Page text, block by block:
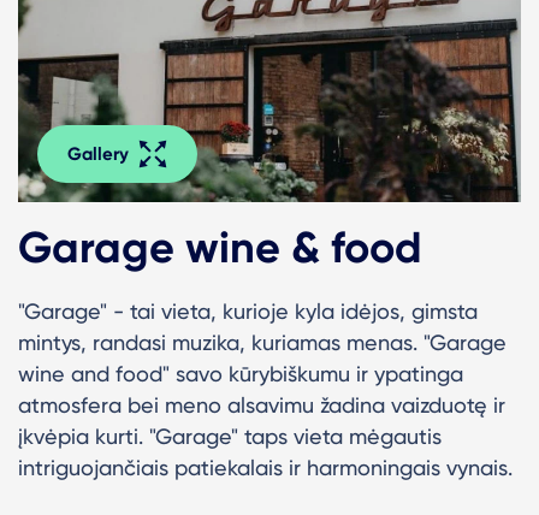
Gallery
Garage wine & food
"Garage" - tai vieta, kurioje kyla idėjos, gimsta
mintys, randasi muzika, kuriamas menas. "Garage
wine and food" savo kūrybiškumu ir ypatinga
atmosfera bei meno alsavimu žadina vaizduotę ir
įkvėpia kurti. "Garage" taps vieta mėgautis
intriguojančiais patiekalais ir harmoningais vynais.